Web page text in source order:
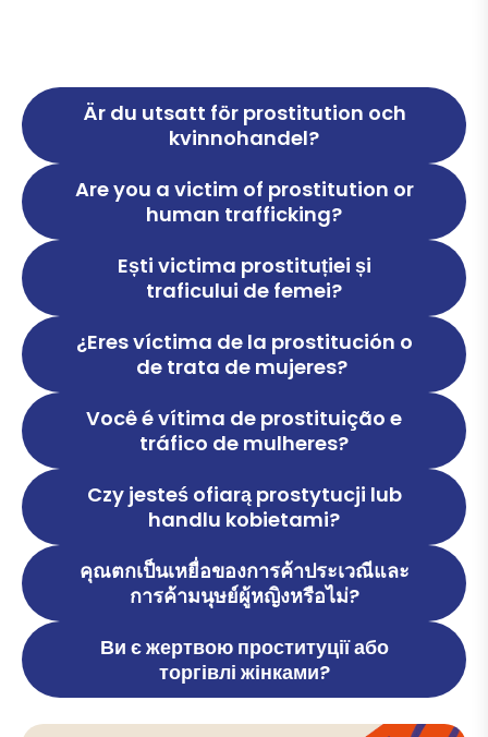
Styrning, kontroll och rapportering
Aktuellt
Press
Publikationer
Informationsmaterial
Shop
Lediga Tjänster
Är du utsatt för prostitution och
kvinnohandel?
Are you a victim of prostitution or
human trafficking?
Ești victima prostituției și
traficului de femei?
¿Eres víctima de la prostitución o
de trata de mujeres?
Você é vítima de prostituição e
tráfico de mulheres?
Czy jesteś ofiarą prostytucji lub
handlu kobietami?
คุณตกเป็นเหยื่อของการค้าประเวณีและ
การค้ามนุษย์ผู้หญิงหรือไม่?
Ви є жертвою проституції або
торгівлі жінками?